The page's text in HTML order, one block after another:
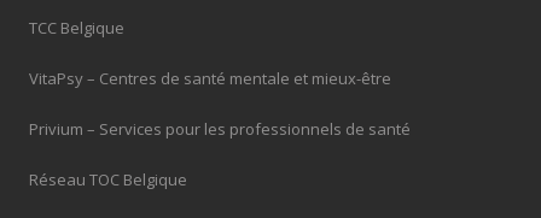
TCC Belgique
VitaPsy – Centres de santé mentale et mieux-être
Privium – Services pour les professionnels de santé
Réseau TOC Belgique